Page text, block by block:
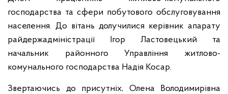
господарства та сфери побутового обслуговування
населення. До вітань долучилися керівник апарату
райдержадміністрації Ігор Ластовецький та
начальник районного Управління житлово-
комунального господарства Надія Косар.
Звертаючись до присутніх, Олена Володимирівна